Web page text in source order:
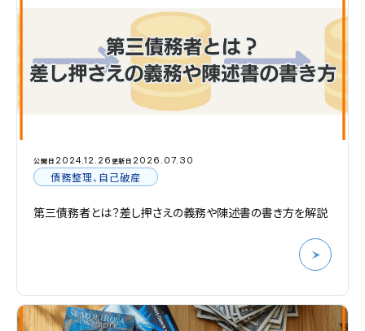
公開日 2024.12.26 更新日 2026.07.30
債務整理、自己破産
第三債務者とは？差し押さえの義務や陳述書の書き方を解説